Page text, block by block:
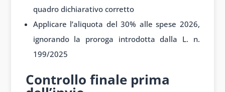
quadro dichiarativo corretto
Applicare l’aliquota del 30% alle spese 2026,
ignorando la proroga introdotta dalla L. n.
199/2025
Controllo finale prima